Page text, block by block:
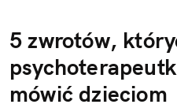
5 zwrotów,
mówić dzieciom